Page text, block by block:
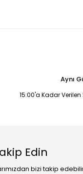
Aynı
15:00'a Kadar
Edin
bizi takip